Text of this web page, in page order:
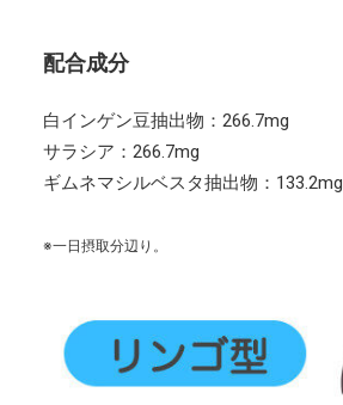
配合成分
白インゲン豆抽出物：266.7mg
サラシア：266.7mg
ギムネマシルベスタ抽出物：133.2mg
※一日摂取分辺り。